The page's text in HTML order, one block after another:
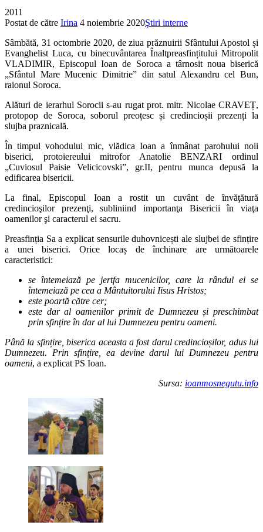
2011
Postat de către Irina 4 noiembrie 2020Ştiri interne
Sâmbătă, 31 octombrie 2020, de ziua prăznuirii Sfântului Apostol și
Evanghelist Luca, cu binecuvântarea Înaltpreasfințitului Mitropolit
VLADIMIR, Episcopul Ioan de Soroca a târnosit noua biserică
„Sfântul Mare Mucenic Dimitrie” din satul Alexandru cel Bun,
raionul Soroca.
Alături de ierarhul Sorocii s-au rugat prot. mitr. Nicolae CRAVEȚ,
protopop de Soroca, soborul preoțesc și credincioșii prezenți la
slujba praznicală.
În timpul vohodului mic, vlădica Ioan a înmânat parohului noii
biserici, protoiereului mitrofor Anatolie BENZARI ordinul
„Cuviosul Paisie Velicicovski”, gr.II, pentru munca depusă la
edificarea bisericii.
La final, Episcopul Ioan a rostit un cuvânt de învăţătură
credincioşilor prezenţi, subliniind importanţa Bisericii în viaţa
oamenilor şi caracterul ei sacru.
Preasfinția Sa a explicat sensurile duhovnicești ale slujbei de sfințire
a unei biserici. Orice locaș de închinare are următoarele
caracteristici:
se întemeiază pe jertfa mucenicilor, care la rândul ei se
întemeiază pe cea a Mântuitorului Iisus Hristos;
este poartă către cer;
este dar al oamenilor primit de Dumnezeu și preschimbat
prin sfințire în dar al lui Dumnezeu pentru oameni.
Până la sfințire, biserica aceasta a fost darul credincioșilor, adus lui
Dumnezeu. Prin sfințire, ea devine darul lui Dumnezeu pentru
oameni, a explicat PS Ioan.
Sursa: ioanmosnegutu.info